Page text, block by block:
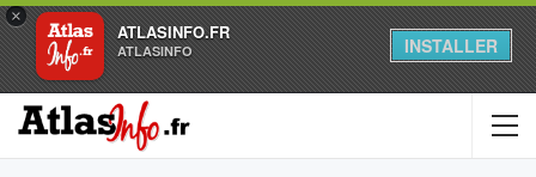
×
ATLASINFO.FR
ATLASINFO INSTALLER